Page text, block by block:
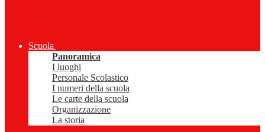
Scuola
Panoramica
I luoghi
Personale Scolastico
I numeri della scuola
Le carte della scuola
Organizzazione
La storia